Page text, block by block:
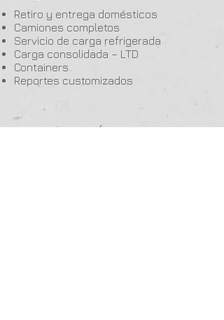
Retiro y entrega domésticos
Camiones completos
Servicio de carga refrigerada
Carga consolidada – LTD
Containers
Reportes customizados
CONTÁCTANOS